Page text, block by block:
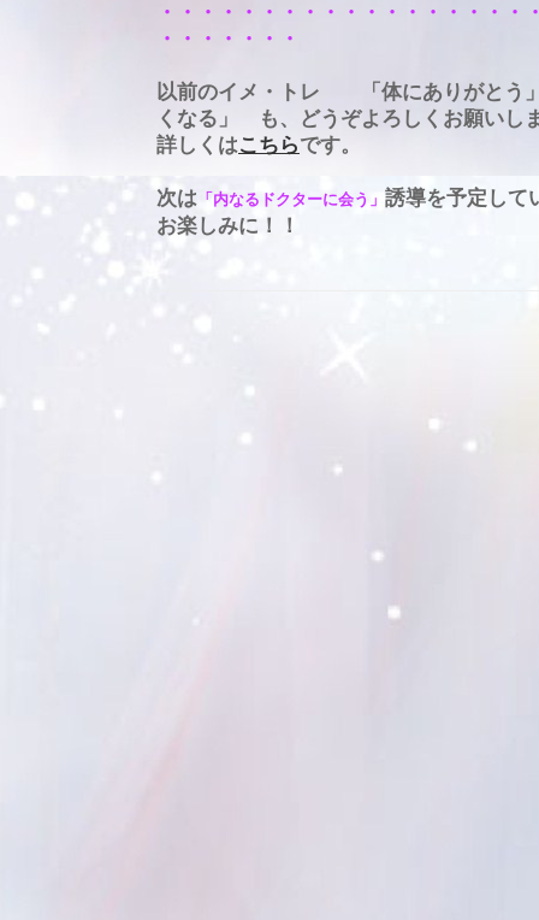
・・・・・・・・・・・・・・・・・・
・・・・・・・
以前のイメ・トレ 「体にありがとう
くなる」 も、どうぞよろしくお願いし
詳しくはこちらです。
次は 「内なるドクターに会う」 誘導を予定して
お楽しみに！！